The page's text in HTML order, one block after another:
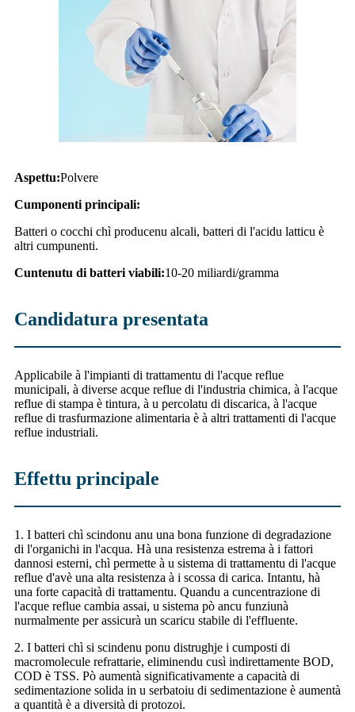
Aspettu:Polvere
Cumponenti principali:
Batteri o cocchi chì producenu alcali, batteri di l'acidu latticu è
altri cumpunenti.
Cuntenutu di batteri viabili:10-20 miliardi/gramma
Candidatura presentata
Applicabile à l'impianti di trattamentu di l'acque reflue
municipali, à diverse acque reflue di l'industria chimica, à l'acque
reflue di stampa è tintura, à u percolatu di discarica, à l'acque
reflue di trasfurmazione alimentaria è à altri trattamenti di l'acque
reflue industriali.
Effettu principale
1. I batteri chì scindonu anu una bona funzione di degradazione
di l'organichi in l'acqua. Hà una resistenza estrema à i fattori
dannosi esterni, chì permette à u sistema di trattamentu di l'acque
reflue d'avè una alta resistenza à i scossa di carica. Intantu, hà
una forte capacità di trattamentu. Quandu a cuncentrazione di
l'acque reflue cambia assai, u sistema pò ancu funziunà
nurmalmente per assicurà un scaricu stabile di l'effluente.
2. I batteri chì si scindenu ponu distrughje i cumposti di
macromolecule refrattarie, eliminendu cusì indirettamente BOD,
COD è TSS. Pò aumentà significativamente a capacità di
sedimentazione solida in u serbatoiu di sedimentazione è aumentà
a quantità è a diversità di protozoi.